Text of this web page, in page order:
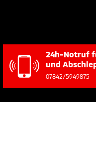
24h-
und
07842/